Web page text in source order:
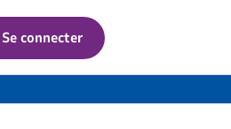
Se connecter